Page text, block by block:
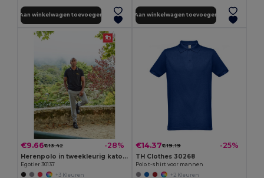
Aan winkelwagen toevoegen Aan winkelwagen toevoegen
€9.66€13.42 -28%
Herenpolo in tweekleurig katoen
Egotier 30137
+3 Kleuren
€14.37€19.19 -25%
TH Clothes 30268
Polo t-shirt voor mannen
+2 Kleuren